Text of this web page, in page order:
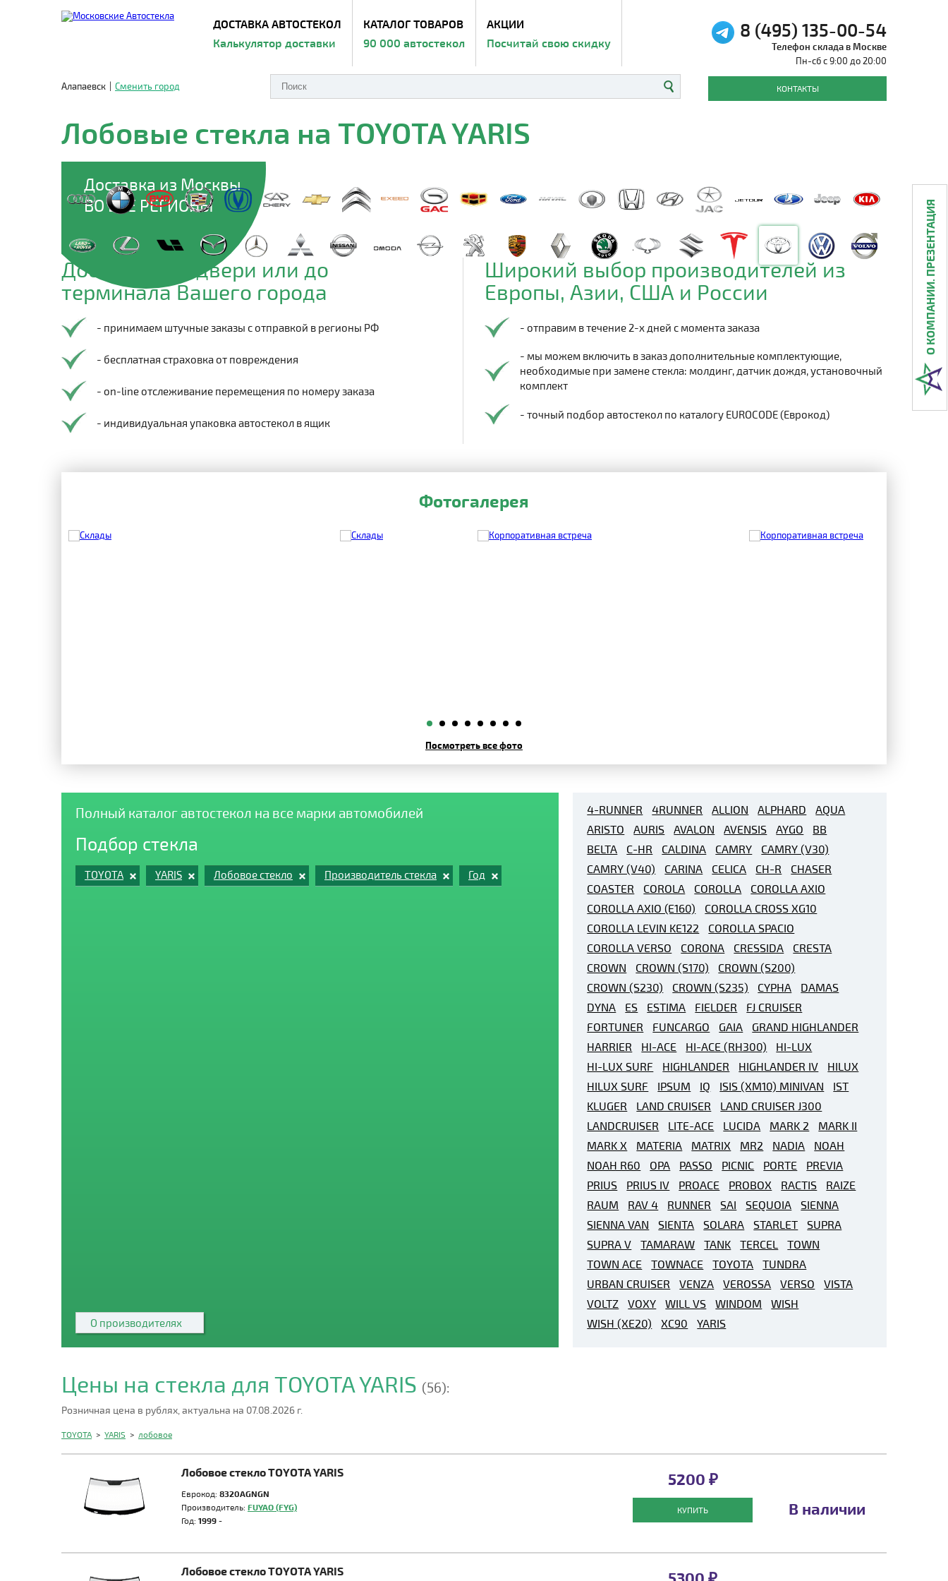
ДОСТАВКА АВТОСТЕКОЛ
Калькулятор доставки
КАТАЛОГ ТОВАРОВ
90 000 автостекол
АКЦИИ
Посчитай свою скидку
Алапаевск Сменить город
8 (495) 135-00-54
Телефон склада в Москве
Пн-сб с 9:00 до 20:00
КОНТАКТЫ
Лобовые стекла на TOYOTA YARIS
Доставка из Москвы
ВО ВСЕ РЕГИОНЫ
Доставим до двери или до
терминала Вашего города
- принимаем штучные заказы с отправкой в регионы РФ
- бесплатная страховка от повреждения
- on-line отслеживание перемещения по номеру заказа
- индивидуальная упаковка автостекол в ящик
Широкий выбор производителей из
Европы, Азии, США и России
- отправим в течение 2-х дней с момента заказа
- мы можем включить в заказ дополнительные комплектующие,
необходимые при замене стекла: молдинг, датчик дождя, установочный
комплект
- точный подбор автостекол по каталогу EUROCODE (Еврокод)
Фотогалерея
Посмотреть все фото
Полный каталог автостекол на все марки автомобилей
Подбор стекла
TOYOTA YARIS Лобовое стекло Производитель стекла Год
О производителях
4-RUNNER 4RUNNER ALLION ALPHARD
AQUA
ARISTO
AURIS AVALON AVENSIS AYGO
BB
BELTA
C-HR CALDINA CAMRY
CAMRY (V30)
CAMRY (V40)
CARINA CELICA CH-R
CHASER
COASTER
COROLA COROLLA
COROLLA AXIO
COROLLA AXIO (E160)
COROLLA CROSS XG10
COROLLA LEVIN KE122
COROLLA SPACIO
COROLLA VERSO
CORONA CRESSIDA
CRESTA
CROWN
CROWN (S170)
CROWN (S200)
CROWN (S230)
CROWN (S235) CYPHA
DAMAS
DYNA
ES ESTIMA FIELDER
FJ CRUISER
FORTUNER
FUNCARGO GAIA
GRAND HIGHLANDER
HARRIER
HI-ACE HI-ACE (RH300)
HI-LUX
HI-LUX SURF
HIGHLANDER HIGHLANDER IV
HILUX
HILUX SURF
IPSUM IQ ISIS (XM10) MINIVAN
IST
KLUGER
LAND CRUISER
LAND CRUISER J300
LANDCRUISER
LITE-ACE LUCIDA MARK 2
MARK II
MARK X
MATERIA MATRIX MR2 NADIA
NOAH
NOAH R60
OPA PASSO PICNIC PORTE
PREVIA
PRIUS
PRIUS IV PROACE PROBOX RACTIS
RAIZE
RAUM
RAV 4 RUNNER SAI SEQUOIA
SIENNA
SIENNA VAN
SIENTA SOLARA STARLET
SUPRA
SUPRA V
TAMARAW TANK TERCEL
TOWN
TOWN ACE
TOWNACE TOYOTA
TUNDRA
URBAN CRUISER
VENZA VEROSSA VERSO
VISTA
VOLTZ
VOXY WILL VS WINDOM
WISH
WISH (XE20)
XC90 YARIS
Цены на стекла для TOYOTA YARIS (56):
Розничная цена в рублях, актуальна на 07.08.2026 г.
TOYOTA > YARIS > лобовое
Лобовое стекло TOYOTA YARIS
Еврокод: 8320AGNGN
Производитель: FUYAO (FYG)
Год: 1999 -
5200 ₽
КУПИТЬ В наличии
Лобовое стекло TOYOTA YARIS
О КОМПАНИИ. ПРЕЗЕНТАЦИЯ